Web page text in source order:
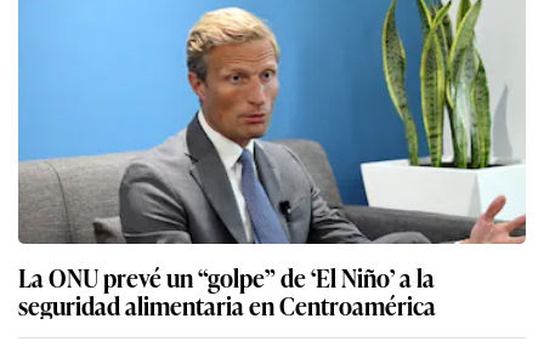
La ONU prevé un “golpe” de ‘El Niño’ a la
seguridad alimentaria en Centroamérica